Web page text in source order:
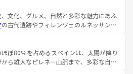
文化、グルメ、自然と多彩な魅力にあふ
の古代遺跡やフィレンツェのルネッサンス
の美しい田園風景やアマルフィ海岸の絶
も見逃せない。観光の合間には、本場の
、絶品のイタリア料理を堪能することも
ぼ80％を占めるスペインは、太陽が降り
ら雄大なピレネー山脈まで、多彩な自然